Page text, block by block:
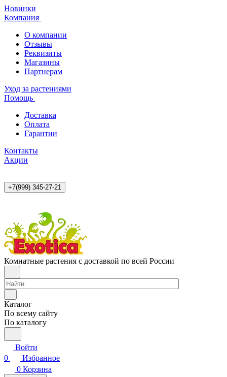
Новинки
Компания
О компании
Отзывы
Реквизиты
Магазины
Партнерам
Уход за растениями
Помощь
Доставка
Оплата
Гарантии
Контакты
Акции
+7(999) 345-27-21
Комнатные растения с доставкой по всей России
Каталог
По всему сайту
По каталогу
Войти
0
Избранное
0 Корзина